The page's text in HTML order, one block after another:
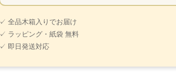
✓ 全品木箱入りでお届け
✓ ラッピング・紙袋 無料
✓ 即日発送対応